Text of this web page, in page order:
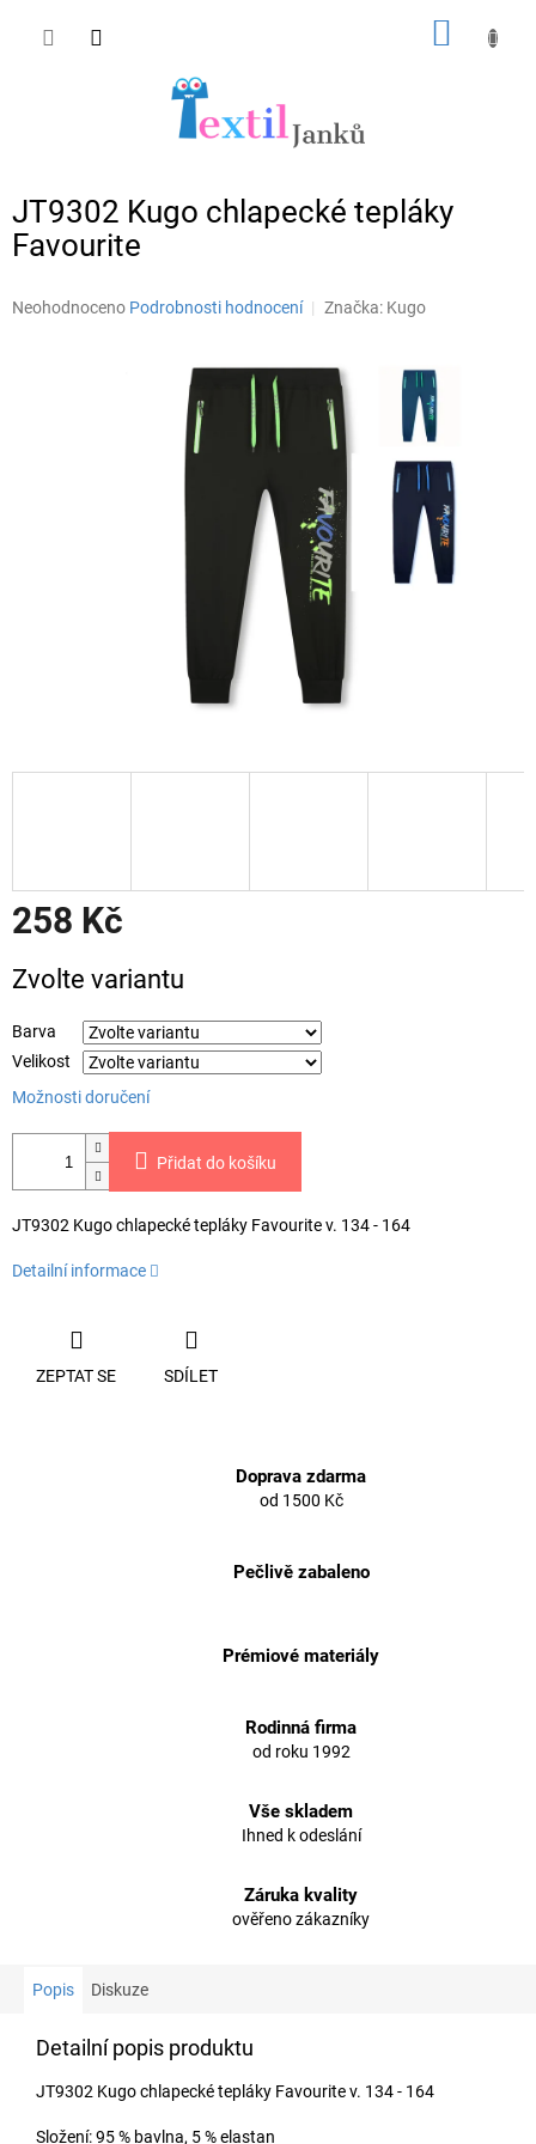
JT9302 Kugo chlapecké tepláky
Favourite
Průměrné
Neohodnoceno Podrobnosti hodnocení Značka: Kugo
258 Kč
cena:
Zvolte variantu
Barva
Velikost
Možnosti doručení
Přidat do košíku
JT9302 Kugo chlapecké tepláky Favourite v. 134 - 164
Detailní informace
ZEPTAT SE SDÍLET
Doprava zdarma
od 1500 Kč
Pečlivě zabaleno
Prémiové materiály
Rodinná firma
od roku 1992
Vše skladem
Ihned k odeslání
Záruka kvality
ověřeno zákazníky
Popis Diskuze
Detailní popis produktu
JT9302 Kugo chlapecké tepláky Favourite v. 134 - 164
Složení: 95 % bavlna, 5 % elastan